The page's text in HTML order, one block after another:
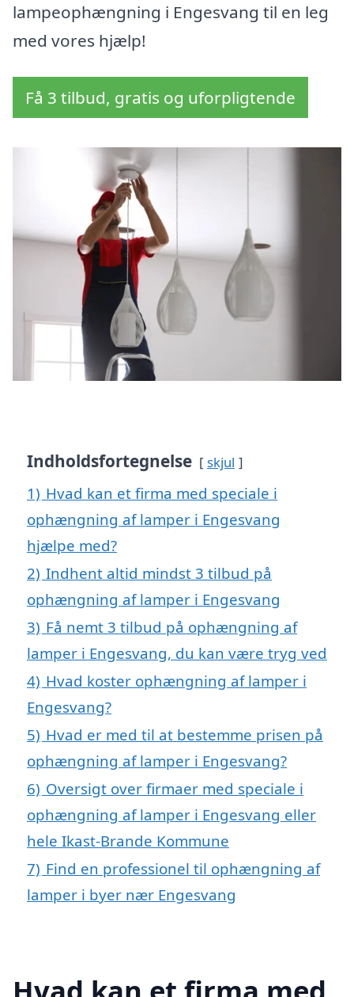
lampeophængning i Engesvang til en leg
med vores hjælp!
Få 3 tilbud, gratis og uforpligtende
Indholdsfortegnelse skjul
1) Hvad kan et firma med speciale i
ophængning af lamper i Engesvang
hjælpe med?
2) Indhent altid mindst 3 tilbud på
ophængning af lamper i Engesvang
3) Få nemt 3 tilbud på ophængning af
lamper i Engesvang, du kan være tryg ved
4) Hvad koster ophængning af lamper i
Engesvang?
5) Hvad er med til at bestemme prisen på
ophængning af lamper i Engesvang?
6) Oversigt over firmaer med speciale i
ophængning af lamper i Engesvang eller
hele Ikast-Brande Kommune
7) Find en professionel til ophængning af
lamper i byer nær Engesvang